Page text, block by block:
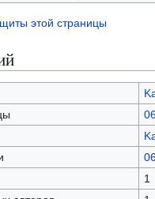
этой страницы
1